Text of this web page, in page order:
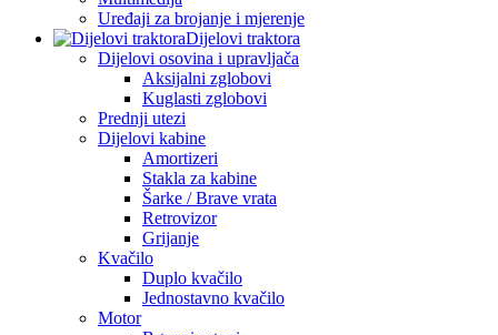
Uređaji za brojanje i mjerenje
Dijelovi traktora
Dijelovi osovina i upravljača
Aksijalni zglobovi
Kuglasti zglobovi
Prednji utezi
Dijelovi kabine
Amortizeri
Stakla za kabine
Šarke / Brave vrata
Retrovizor
Grijanje
Kvačilo
Duplo kvačilo
Jednostavno kvačilo
Motor